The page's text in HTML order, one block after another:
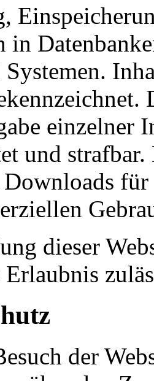
in
einzelner
und
dieser
der